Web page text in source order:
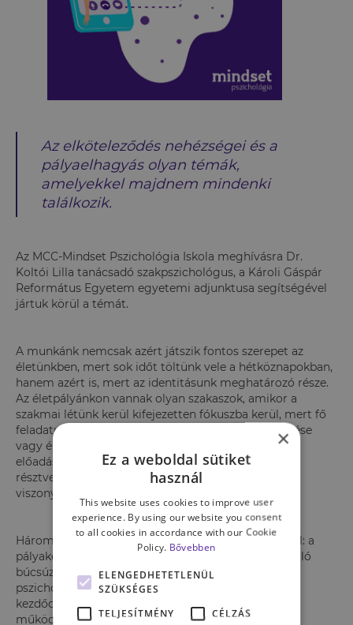
Az elköteleződés nehézségei és a
pályaelhagyás olyan témák,
amelyekkel majdnem mindenki
találkozik.
Az MCC-Mindset Pszichológia Iskola meghívásra Dr.
Koltói Lilla tanácsadó szakpszichológus, a Károli Gáspár
Református Egyetem egyetemi adjunktusa segítségével
jártuk körül a témát.
A munkánk nemcsak azért játszik fontos szerepet az
életünkben, mert sok időt töltünk vele a hétköznapokban,
hanem azért is, mert az identitásunk meghatározó része.
Az életpályánkon vannak olyan szakaszok, amikor a
szakmai létünk kerül kifejezetten fókuszba kerül, mert fő
feladatunk a szakmai szerepünk kialakítása, teljesítése
vagy éppen az újrafogalmazása. Dr. Koltói Lilla
előadásában ezeket a szakaszokon vezette végig a
résztvevőket, áttekintve, hogy a szakmához való
viszonyulásra hogyan hatnak az életkori kihívások.
Három nagy normatív krízist emelt ki a témán belül: a
pályakezdést, az életközépi válságot és a pályától való
búcsúzást, azaz a nyugdíjba vonulást. Az előadás a
pszichológiai fejlődés folyamatának bemutatásával
kezdődött, ami a magasabb szintű, bonyolultabb
működésmód felé történő változást jelenti. Ebben a
×
Ez a weboldal sütiket
használ
This website uses cookies to improve user
experience. By using our website you consent
to all cookies in accordance with our Cookie
Policy. Bővebben
ELENGEDHETETLENÜL
SZÜKSÉGES
TELJESÍTMÉNY
CÉLZÁS